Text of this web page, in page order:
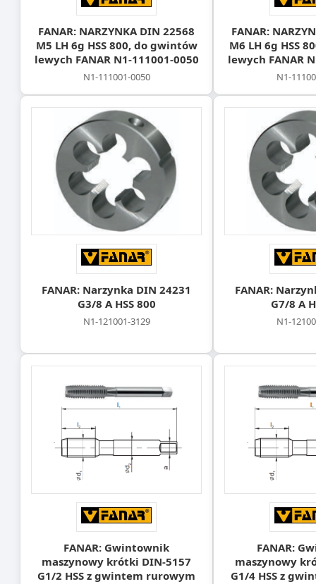
FANAR: NARZYNKA DIN 22568
M5 LH 6g HSS 800, do gwintów
lewych FANAR N1-111001-0050
N1-111001-0050
FANAR:
M6 LH 6g HSS
lewych FANAR
N1-
FANAR: Narzynka DIN 24231
G3/8 A HSS 800
N1-121001-3129
FANAR:
G7/8 A
N1-
FANAR: Gwintownik
maszynowy krótki DIN-5157
G1/2 HSS z gwintem rurowym
FANAR:
maszynowy
G1/4 HSS z